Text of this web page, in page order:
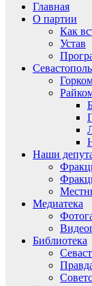
Главная
О партии
Как
Устав
Наши
Медиатека
Библиотека